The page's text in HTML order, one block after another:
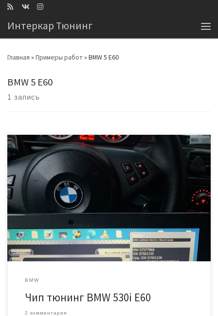
Интеркар Тюнинг
Главная » Примеры работ» BMW 5 E60
BMW 5 E60
1 запись
ЭБУ Siemens MSV70 HW: 07577968 SW: 07581235 Удалили
катализатор, сделали чип тюнинг и перешли на нормы Евро2.
Прирост мощности 258л.с / 280 л.с.
BMW
Чип тюнинг BMW 530i E60
2 комментария